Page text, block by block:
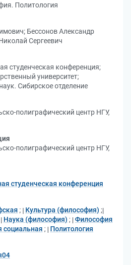
Политология
; Бессонов Александр
Сергеевич
студенческая конференция;
университет;
Сибирское отделение
полиграфический центр НГУ,
полиграфический центр НГУ,
студенческая конференция
; Культура (философия) ;
Наука (философия) ; Философия
социальная ; Политология